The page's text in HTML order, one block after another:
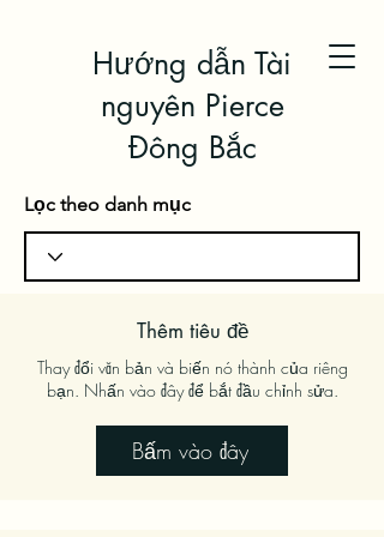
Hướng dẫn Tài
nguyên Pierce
Đông Bắc
Lọc theo danh mục
Thêm tiêu đề
Thay đổi văn bản và biến nó thành của riêng
bạn. Nhấn vào đây để bắt đầu chỉnh sửa.
Bấm vào đây